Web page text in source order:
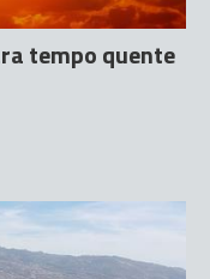
tempo quente